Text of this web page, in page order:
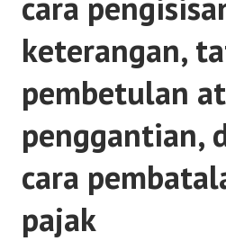
keterangan,
pembetulan
penggantian,
cara
pajak